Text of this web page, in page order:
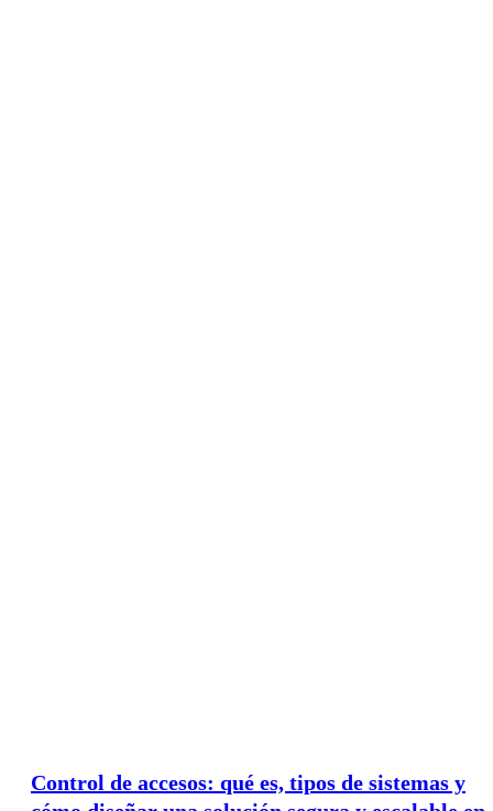
Control de accesos: qué es, tipos de sistemas y